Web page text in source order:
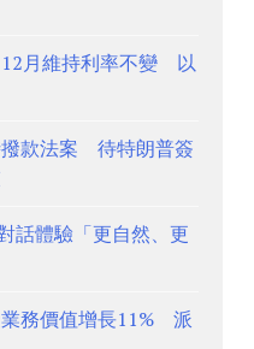
月維持利率不變 以
款法案 待特朗普簽
話體驗「更自然、更
務價值增長11% 派